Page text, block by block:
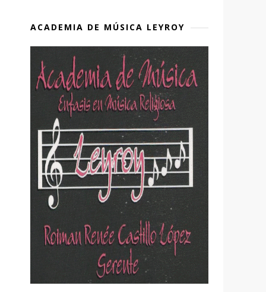
ACADEMIA DE MÚSICA LEYROY